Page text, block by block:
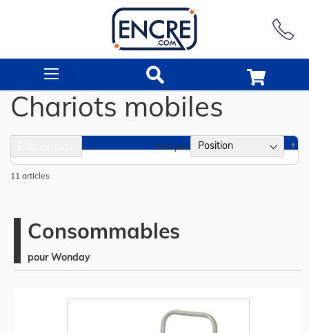
Chariots mobiles
11 articles
Trier par
Consommables
pour Wonday